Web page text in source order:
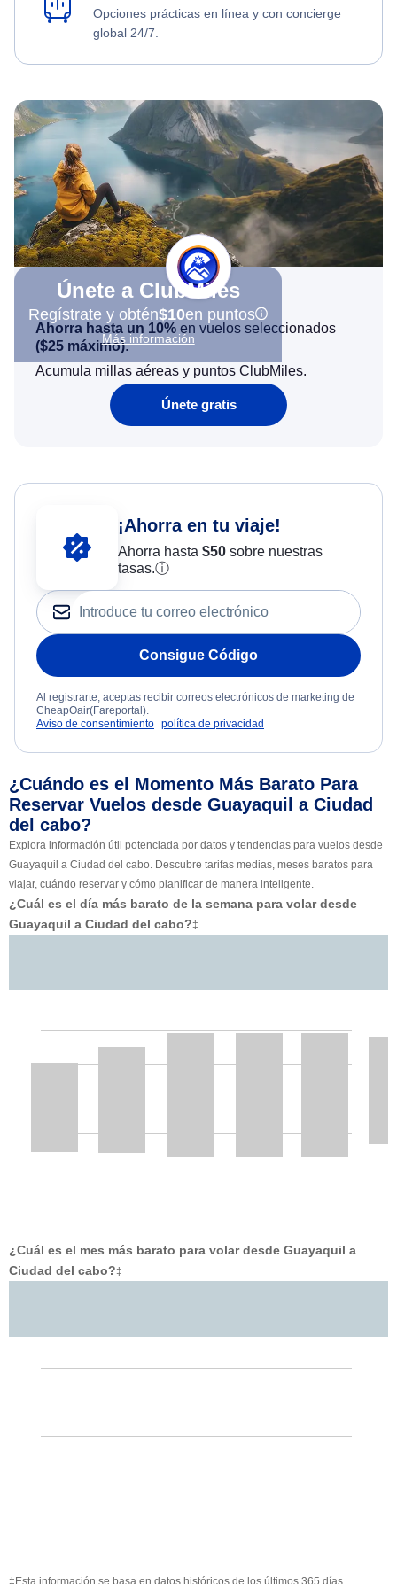
Opciones prácticas en línea y con concierge
global 24/7.
Únete a ClubMiles
Regístrate y obtén$10en puntos
Más información
Ahorra hasta un 10% en vuelos seleccionados
($25 máximo).
Acumula millas aéreas y puntos ClubMiles.
Únete gratis
¡Ahorra en tu viaje!
Ahorra hasta $50sobre nuestras
tasas.ⓘ
Consigue Código
Al registrarte, aceptas recibir correos electrónicos de marketing de
CheapOair(Fareportal).
Aviso de consentimiento política de privacidad
¿Cuándo es el Momento Más Barato Para
Reservar Vuelos desde Guayaquil a Ciudad
del cabo?
Explora información útil potenciada por datos y tendencias para vuelos desde
Guayaquil a Ciudad del cabo. Descubre tarifas medias, meses baratos para
viajar, cuándo reservar y cómo planificar de manera inteligente.
¿Cuál es el día más barato de la semana para volar desde
Guayaquil a Ciudad del cabo?‡
¿Cuál es el mes más barato para volar desde Guayaquil a
Ciudad del cabo?‡